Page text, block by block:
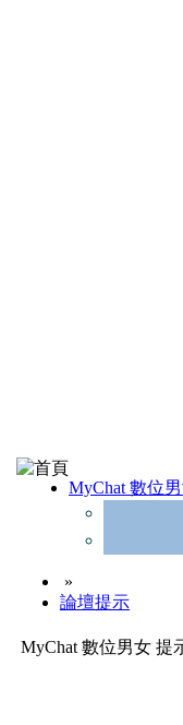
MyChat 數位
»
論壇提示
MyChat 數位男女 提